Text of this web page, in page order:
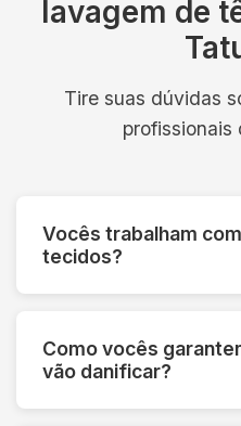
lavagem de
Tire suas dúvidas
profissionais
Vocês trabalham
tecidos?
tecidos sintéticos e
Como vocês
vão danificar?